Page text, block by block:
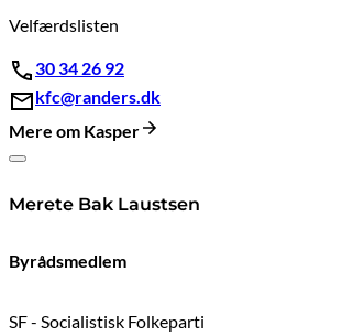
Velfærdslisten
30 34 26 92
kfc@randers.dk
Mere om Kasper
Merete Bak Laustsen
Byrådsmedlem
SF - Socialistisk Folkeparti